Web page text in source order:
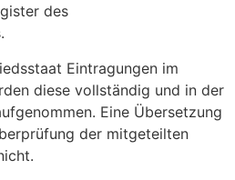
des
Eintragungen im
diese vollständig und in der
Eine Übersetzung
der mitgeteilten